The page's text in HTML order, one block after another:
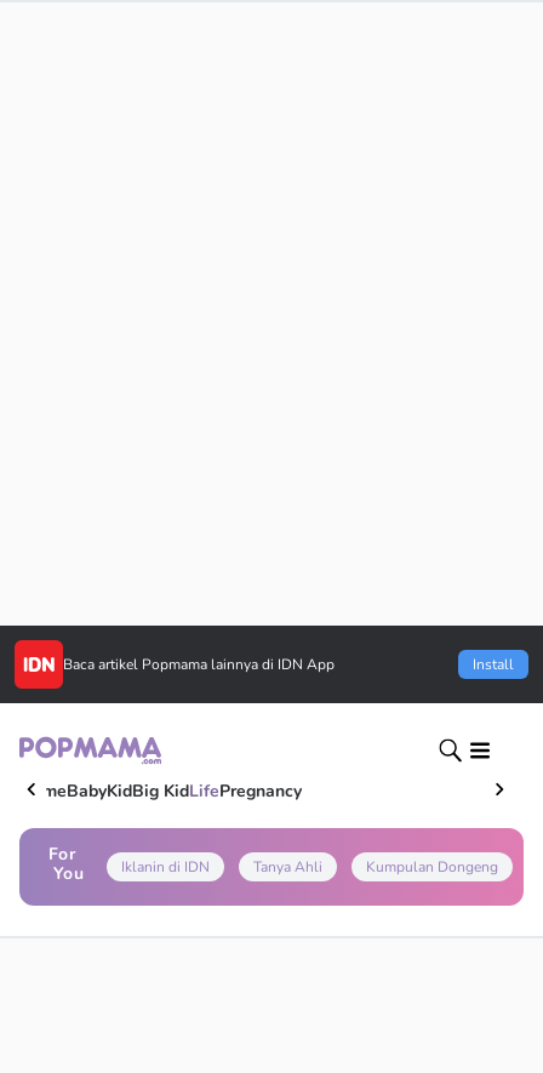
Baca artikel Popmama lainnya di IDN App Install
HomeBabyKidBig KidLifePregnancy
For
You
Iklanin di IDN Tanya Ahli Kumpulan Dongeng